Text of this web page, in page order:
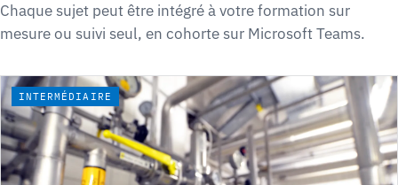
Chaque sujet peut être intégré à votre formation sur
mesure ou suivi seul, en cohorte sur Microsoft Teams.
INTERMÉDIAIRE